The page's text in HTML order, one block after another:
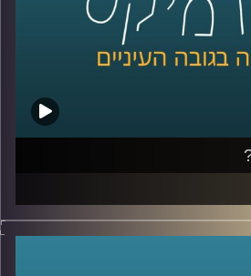
סגן דיקן ביה"ס למנהל